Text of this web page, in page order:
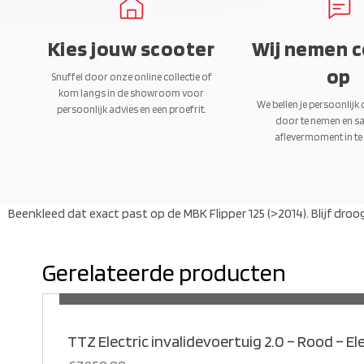
Kies jouw scooter
Snuffel door onze online collectie of
kom langs in de showroom voor
persoonlijk advies en een proefrit.
Wij nemen
op
We bellen je persoonlijk
door te nemen en
aflevermoment in te
Beenkleed dat exact past op de MBK Flipper 125 (>2014). Blijf
Gerelateerde producten
TTZ Electric invalidevoertuig 2.0 – Rood –